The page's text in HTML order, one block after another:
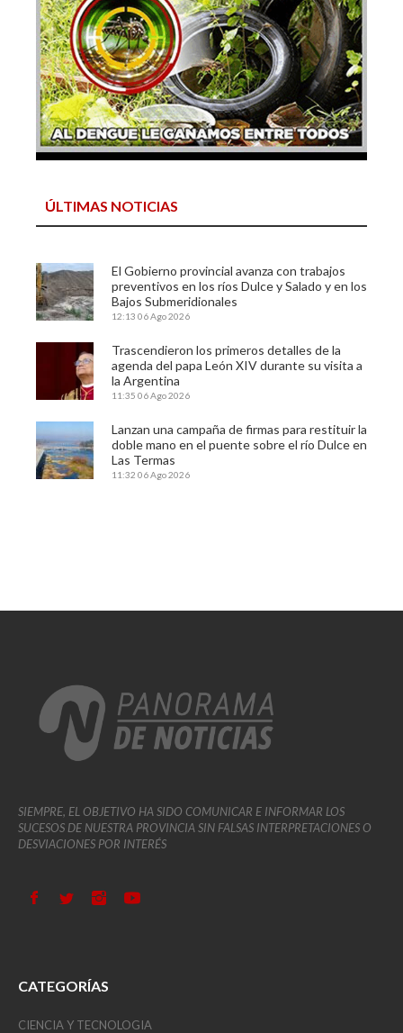
ÚLTIMAS NOTICIAS
El Gobierno provincial avanza con trabajos
preventivos en los ríos Dulce y Salado y en los
Bajos Submeridionales
12:13 06 Ago 2026
Trascendieron los primeros detalles de la
agenda del papa León XIV durante su visita a
la Argentina
11:35 06 Ago 2026
Lanzan una campaña de firmas para restituir la
doble mano en el puente sobre el río Dulce en
Las Termas
11:32 06 Ago 2026
SIEMPRE, EL OBJETIVO HA SIDO COMUNICAR E INFORMAR LOS
SUCESOS DE NUESTRA PROVINCIA SIN FALSAS INTERPRETACIONES O
DESVIACIONES POR INTERÉS
CATEGORÍAS
CIENCIA Y TECNOLOGIA